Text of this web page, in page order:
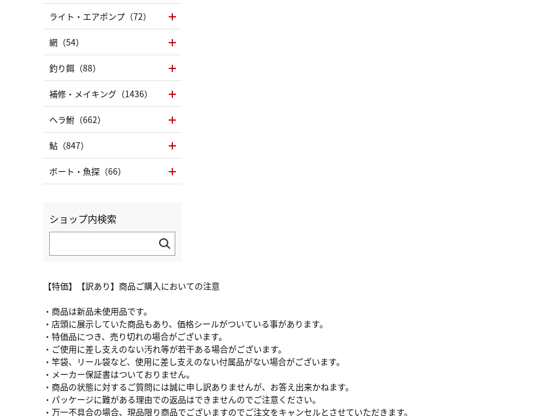
【特価】【訳あり】商品ご購入においての注意
・商品は新品未使用品です。
・店頭に展示していた商品もあり、価格シールがついている事があります。
・特価品につき、売り切れの場合がございます。
・ご使用に差し支えのない汚れ等が若干ある場合がございます。
・竿袋、リール袋など、使用に差し支えのない付属品がない場合がございます。
・メーカー保証書はついておりません。
・商品の状態に対するご質問には誠に申し訳ありませんが、お答え出来かねます。
・パッケージに難がある理由での返品はできませんのでご注意ください。
・万一不具合の場合、現品限り商品でございますのでご注文をキャンセルとさせていただきます。
ライト・エアポンプ（72）
網（54）
釣り餌（88）
補修・メイキング（1436）
ヘラ鮒（662）
鮎（847）
ボート・魚探（66）
ショップ内検索